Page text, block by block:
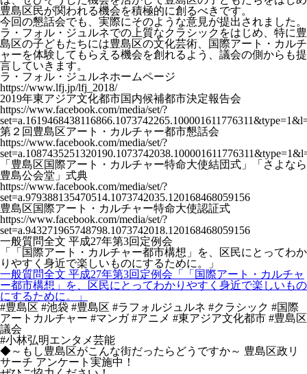
豊島区民が関われる機会を積極的に創るべきです。
今回の懇話会でも、実際にそのような意見が提出されました。
ラ・フォル・ジュルネでの上質なクラシックをはじめ、特に豊
島区の子どもたちには豊島区の文化芸術、国際アート・カルチ
ャーを体験してもらえる機会を創れるよう、議会の側からも提
言していきます。
ラ・フォル・ジュルネホームページ
https://www.lfj.jp/lfj_2018/
2019年東アジア文化都市国内候補都市決定報告会
https://www.facebook.com/media/set/?
第２回豊島区アート・カルチャー都市懇話会
https://www.facebook.com/media/set/?
「豊島区国際アート・カルチャー特命大使結団式」「さよなら
豊島公会堂」式典
https://www.facebook.com/media/set/?
set=a.979388135470514.1073742035.120168468059156
豊島区国際アート・カルチャー特命大使認証式
https://www.facebook.com/media/set/?
set=a.943271965748798.1073742018.120168468059156
一般質問全文 平成27年第3回定例会
「「国際アート・カルチャー都市構想」を、区民にとってわか
りやすく身近で楽しいものにするために。」
一般質問全文 平成27年第3回定例会「「国際アート・カルチャ
ー都市構想」を、区民にとってわかりやすく身近で楽しいもの
にするために。」
#豊島区 #池袋 #豊島区 #ラフォルジュルネ #クラシック #国際
アートカルチャー #マンガ #アニメ #東アジア文化都市 #豊島区
議会
#小林弘明エンタメ芸能
◆～もし豊島区がこんな街だったらどうですか～ 豊島区政リ
サーチ アンケート実施中！